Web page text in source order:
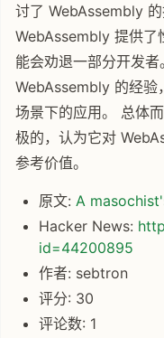
讨了 WebAssembly
WebAssembly 提供了
能会劝退一部分开发
WebAssembly 的经验
场景下的应用。 总体
极的，认为它对
参考价值。
原文: A
Hacker News:
id=44200895
作者: sebtron
评分: 30
评论数: 1